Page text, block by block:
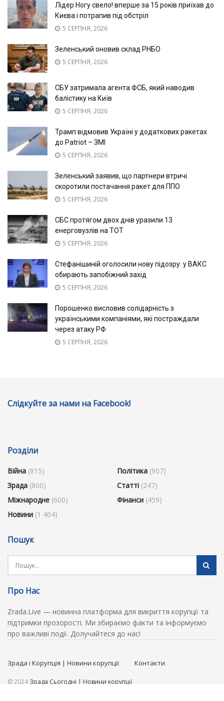
Лідер Ногу свело! вперше за 15 років приїхав до
Києва і потрапив під обстріл
5 СЕРПНЯ, 2026
Зеленський оновив склад РНБО
5 СЕРПНЯ, 2026
СБУ затримала агента ФСБ, який наводив
балістику на Київ
5 СЕРПНЯ, 2026
Трамп відмовив Україні у додаткових ракетах
до Patriot – ЗМІ
5 СЕРПНЯ, 2026
Зеленський заявив, що партнери втричі
скоротили постачання ракет для ППО
5 СЕРПНЯ, 2026
СБС протягом двох днів уразили 13
енерговузлів на ТОТ
5 СЕРПНЯ, 2026
Стефанішиній оголосили нову підозру: у ВАКС
обирають запобіжний захід
5 СЕРПНЯ, 2026
Порошенко висловив солідарність з
українськими компаніями, які постраждали
через атаку РФ
5 СЕРПНЯ, 2026
Слідкуйте за нами на Facebook!
Розділи
Війна (815)
Зрада (800)
Міжнародне (600)
Новини (1 404)
Політика (907)
Статті (247)
Фінанси (459)
Пошук
Про Нас
Zrada.Live — новинна платформа для викриття корупції та
підтримки прозорості. Ми збираємо факти та інформуємо
про важливі події. Долучайтеся до нас!
Зрада і Корупція | Новини корупції Контакти
© 2024 Зрада Сьогодні | Новини корупції